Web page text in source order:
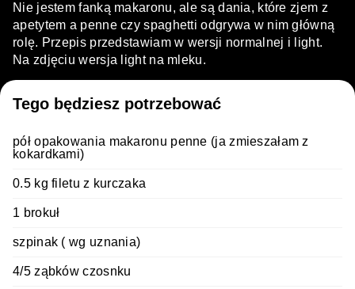
Nie jestem fanką makaronu, ale są dania, które zjem z
apetytem a penne czy spaghetti odgrywa w nim główną
rolę. Przepis przedstawiam w wersji normalnej i light.
Na zdjęciu wersja light na mleku.
Tego będziesz potrzebować
pół opakowania makaronu penne (ja zmieszałam z
kokardkami)
0.5 kg filetu z kurczaka
1 brokuł
szpinak ( wg uznania)
4/5 ząbków czosnku